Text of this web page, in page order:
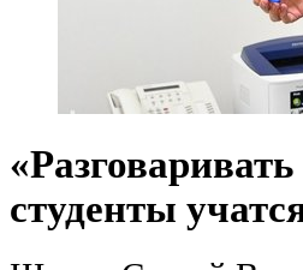
студенты